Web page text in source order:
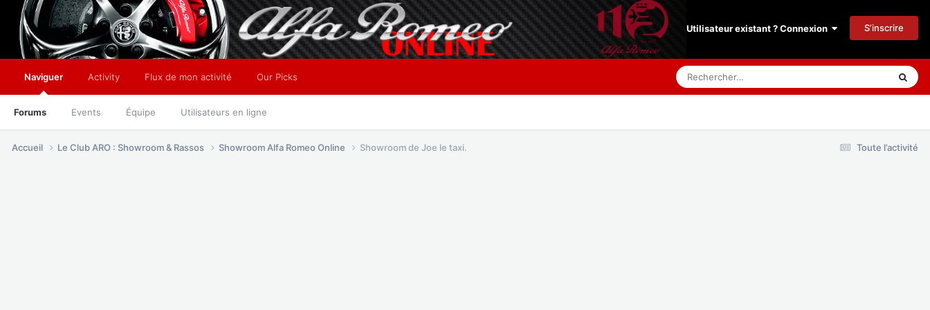
Utilisateur existant ? Connexion S’inscrire
Naviguer
Forums Events Équipe Utilisateurs en ligne
Activity Flux de mon activité Our Picks
Toute l’activité
Accueil Le Club ARO : Showroom & Rassos Showroom Alfa Romeo Online Showroom de Joe le taxi.